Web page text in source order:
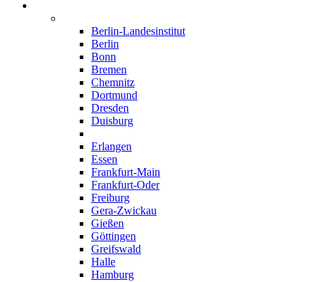
Berlin-Landesinstitut
Berlin
Bonn
Bremen
Chemnitz
Dortmund
Dresden
Duisburg
Erlangen
Essen
Frankfurt-Main
Frankfurt-Oder
Freiburg
Gera-Zwickau
Gießen
Göttingen
Greifswald
Halle
Hamburg